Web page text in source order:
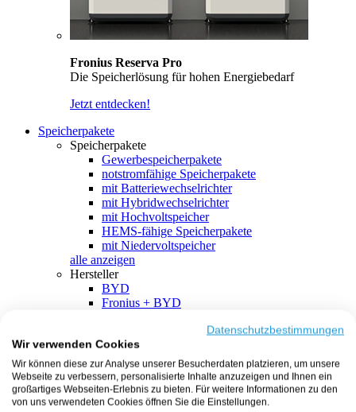
Fronius Reserva Pro
Die Speicherlösung für hohen Energiebedarf
Jetzt entdecken!
Speicherpakete
Speicherpakete
Gewerbespeicherpakete
notstromfähige Speicherpakete
mit Batteriewechselrichter
mit Hybridwechselrichter
mit Hochvoltspeicher
HEMS-fähige Speicherpakete
mit Niedervoltspeicher
alle anzeigen
Hersteller
BYD
Fronius + BYD
SMA + BYD
EcoFlow
EcoFlow + EcoFlow
FENECON
FENECON + FENECON
Datenschutzbestimmungen
Wir verwenden Cookies
Wir können diese zur Analyse unserer Besucherdaten platzieren, um unsere
Webseite zu verbessern, personalisierte Inhalte anzuzeigen und Ihnen ein
großartiges Webseiten-Erlebnis zu bieten. Für weitere Informationen zu den
von uns verwendeten Cookies öffnen Sie die Einstellungen.